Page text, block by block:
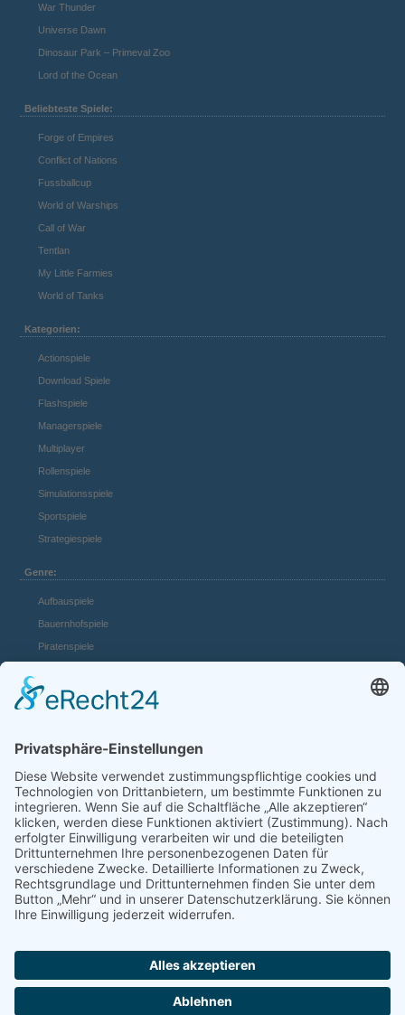
War Thunder
Universe Dawn
Dinosaur Park – Primeval Zoo
Lord of the Ocean
Beliebteste Spiele:
Forge of Empires
Conflict of Nations
Fussballcup
World of Warships
Call of War
Tentlan
My Little Farmies
World of Tanks
Kategorien:
Actionspiele
Download Spiele
Flashspiele
Managerspiele
Multiplayer
Rollenspiele
Simulationsspiele
Sportspiele
Strategiespiele
Genre:
Aufbauspiele
Bauernhofspiele
Piratenspiele
Mädchenspiele
Panzerspiele
Tierspiele
Weltraumspiele
Links:
Game Server mieten
FAQ und Hilfe
Spiele Payments
browserspiele.fm